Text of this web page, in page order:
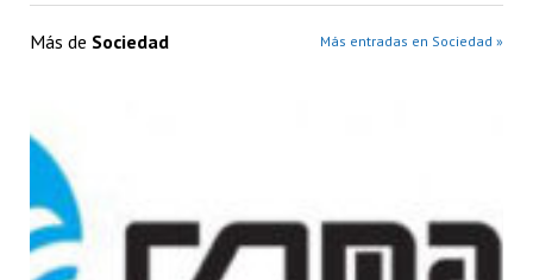
Más de Sociedad Más entradas en Sociedad »